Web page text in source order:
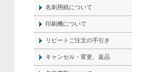
名刺 用紙について
印刷機について
リピートご注文の手引き
キャンセル・変更、返品